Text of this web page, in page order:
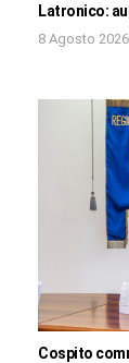
Latronico:
8 Agosto 2026
Cospito